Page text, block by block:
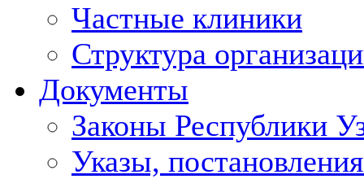
Частные клиники
Структура
Документы
Законы Республики
Указы,